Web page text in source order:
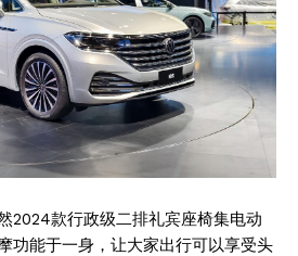
2024款行政级二排礼宾座椅集电动
功能于一身，让大家出行可以享受头